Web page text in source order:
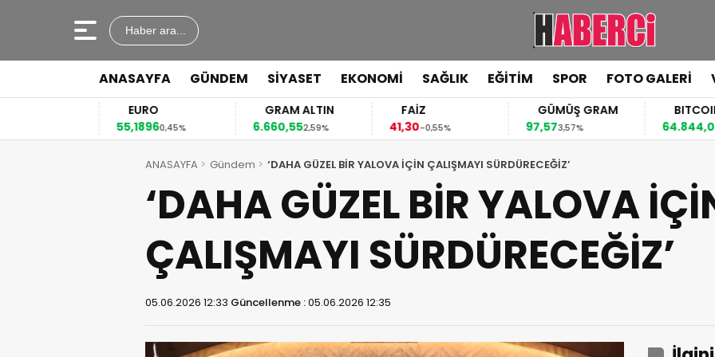
Haber ara...
ANASAYFA GÜNDEM SİYASET EKONOMİ SAĞLIK EĞİTİM SPOR FOTO GALERİ
55,18960,45%
GRAM ALTIN
6.660,552,59% -0,55%
GÜMÜŞ GRAM
3,57%
BITCOIN
64.844,000,70%
ANASAYFA Gündem ‘DAHA GÜZEL BİR YALOVA İÇİN ÇALIŞMAYI SÜRDÜRECEĞİZ’
‘DAHA GÜZEL BİR YALOVA
ÇALIŞMAYI SÜRDÜRECEĞİZ’
05.06.2026 12:33 Güncellenme :05.06.2026 12:35